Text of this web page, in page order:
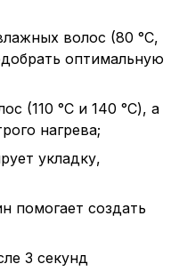
волос (80 °C,
оптимальную
(110 °C и 140 °C), а
нагрева;
укладку,
помогает создать
3 секунд